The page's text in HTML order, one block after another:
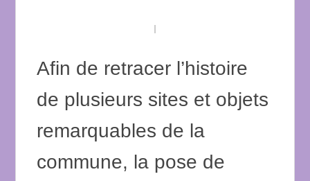
Afin de retracer l’histoire
de plusieurs sites et objets
remarquables de la
commune, la pose de